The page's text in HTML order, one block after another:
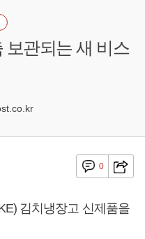
보관되는 새 비스
0
김치냉장고 신제품을